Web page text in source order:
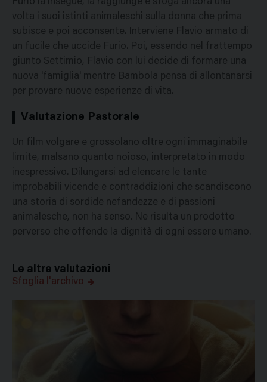
Furio la insegue, la raggiunge e sfoga ancora una
volta i suoi istinti animaleschi sulla donna che prima
subisce e poi acconsente. Interviene Flavio armato di
un fucile che uccide Furio. Poi, essendo nel frattempo
giunto Settimio, Flavio con lui decide di formare una
nuova 'famiglia' mentre Bambola pensa di allontanarsi
per provare nuove esperienze di vita.
Valutazione Pastorale
Un film volgare e grossolano oltre ogni immaginabile
limite, malsano quanto noioso, interpretato in modo
inespressivo. Dilungarsi ad elencare le tante
improbabili vicende e contraddizioni che scandiscono
una storia di sordide nefandezze e di passioni
animalesche, non ha senso. Ne risulta un prodotto
perverso che offende la dignità di ogni essere umano.
Le altre valutazioni
Sfoglia l'archivo